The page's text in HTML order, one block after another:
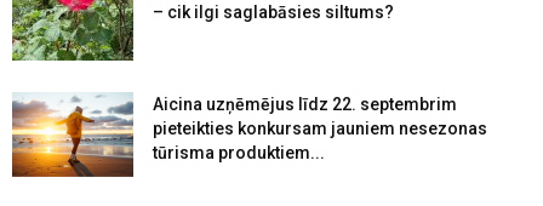
– cik ilgi saglabāsies siltums?
Aicina uzņēmējus līdz 22. septembrim
pieteikties konkursam jauniem nesezonas
tūrisma produktiem...